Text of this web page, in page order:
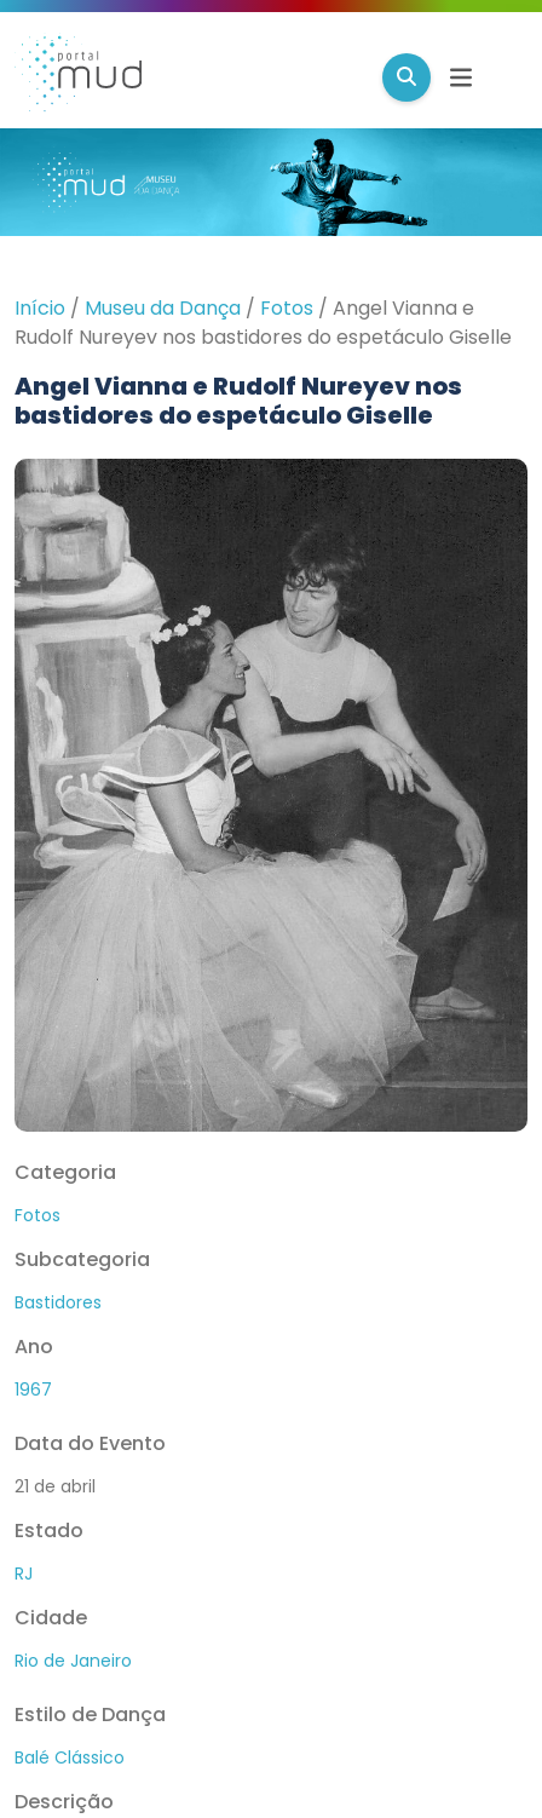
Início / Museu da Dança / Fotos / Angel Vianna e
Rudolf Nureyev nos bastidores do espetáculo Giselle
Angel Vianna e Rudolf Nureyev nos
bastidores do espetáculo Giselle
Categoria
Fotos
Subcategoria
Bastidores
Ano
1967
Data do Evento
21 de abril
Estado
RJ
Cidade
Rio de Janeiro
Estilo de Dança
Balé Clássico
Descrição